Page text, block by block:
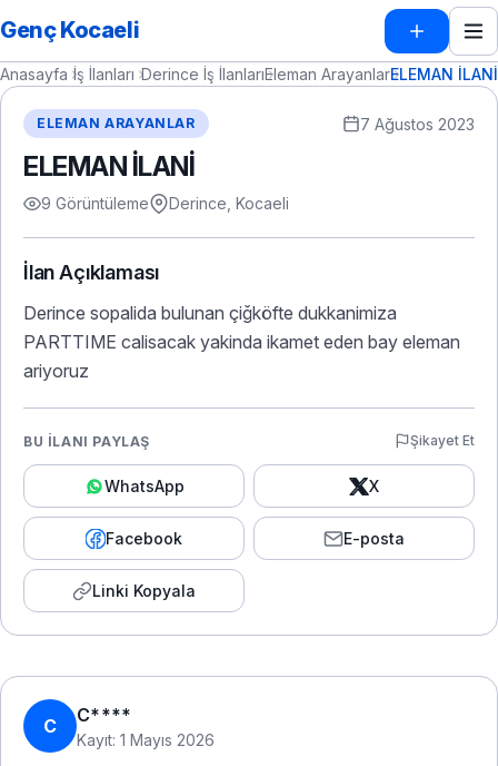
Genç Kocaeli
Anasayfa İş İlanları Derince İş İlanlarıEleman ArayanlarELEMAN İLANİ
ELEMAN ARAYANLAR 7 Ağustos 2023
ELEMAN İLANİ
9 Görüntüleme Derince, Kocaeli
İlan Açıklaması
Derince sopalida bulunan çiğköfte dukkanimiza
PARTTIME calisacak yakinda ikamet eden bay eleman
ariyoruz
BU İLANI PAYLAŞ Şikayet Et
WhatsApp X
Facebook E-posta
Linki Kopyala
C
C****
Kayıt: 1 Mayıs 2026